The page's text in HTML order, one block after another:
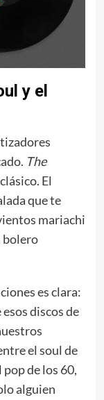
y el
The
El
que te
mariachi
bolero
es clara:
discos de
el soul de
de los 60,
alguien